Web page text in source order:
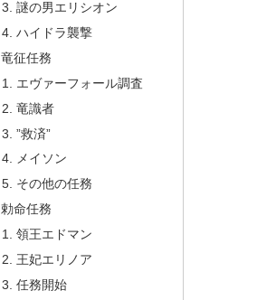
謎の男エリシオン
ハイドラ襲撃
竜征任務
エヴァーフォール調査
竜識者
”救済”
メイソン
その他の任務
勅命任務
領王エドマン
王妃エリノア
任務開始